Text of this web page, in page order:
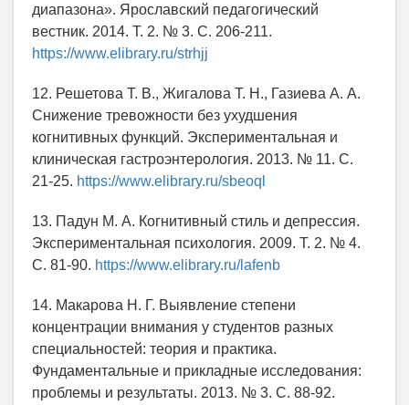
диапазона». Ярославский педагогический
вестник. 2014. Т. 2. № 3. С. 206-211.
https://www.elibrary.ru/strhjj
12. Решетова Т. В., Жигалова Т. Н., Газиева А. А.
Снижение тревожности без ухудшения
когнитивных функций. Экспериментальная и
клиническая гастроэнтерология. 2013. № 11. С.
21-25. https://www.elibrary.ru/sbeoql
13. Падун М. А. Когнитивный стиль и депрессия.
Экспериментальная психология. 2009. Т. 2. № 4.
С. 81-90. https://www.elibrary.ru/lafenb
14. Макарова Н. Г. Выявление степени
концентрации внимания у студентов разных
специальностей: теория и практика.
Фундаментальные и прикладные исследования:
проблемы и результаты. 2013. № 3. C. 88-92.